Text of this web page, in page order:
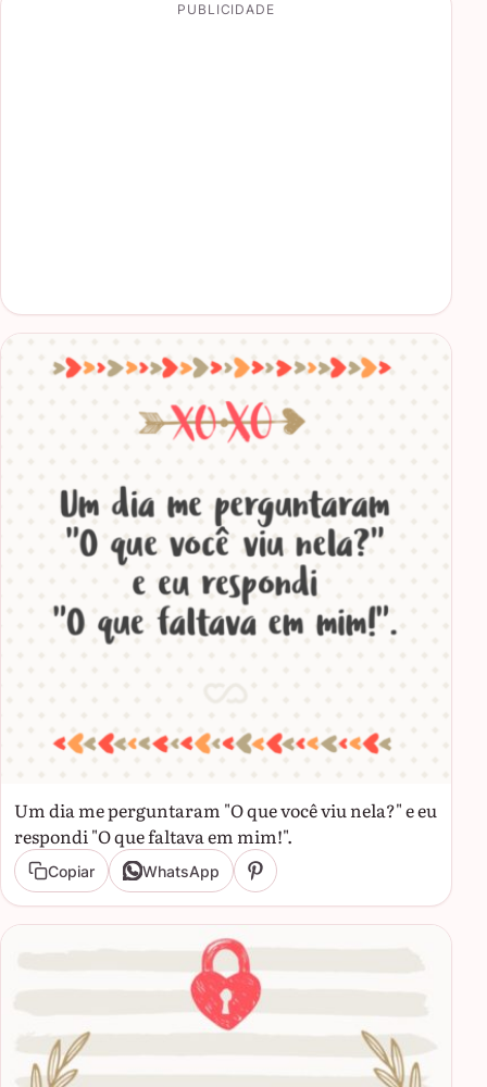
PUBLICIDADE
Um dia me perguntaram "O que você viu nela?" e eu
respondi "O que faltava em mim!".
Copiar WhatsApp